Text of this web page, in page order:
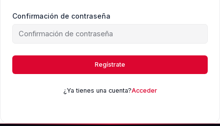
Confirmación de contraseña
Regístrate
¿Ya tienes una cuenta?Acceder